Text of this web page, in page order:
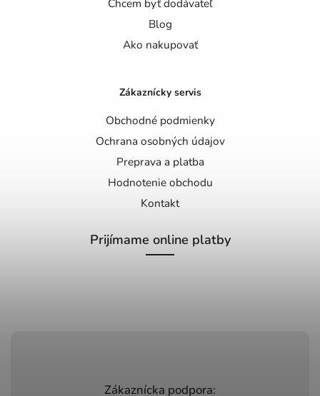
Zákaznícka podpora:
Chcem byť dodávateľ
Blog
Ako nakupovať
Zákaznícky servis
Obchodné podmienky
Ochrana osobných údajov
Preprava a platba
Hodnotenie obchodu
Kontakt
Prijímame online platby